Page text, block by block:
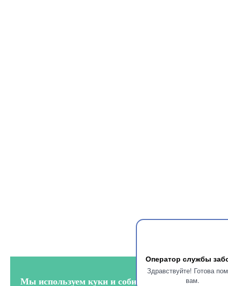
Оператор службы
Здравствуйте! Готова
вам.
Мы используем куки и собираем аналитику